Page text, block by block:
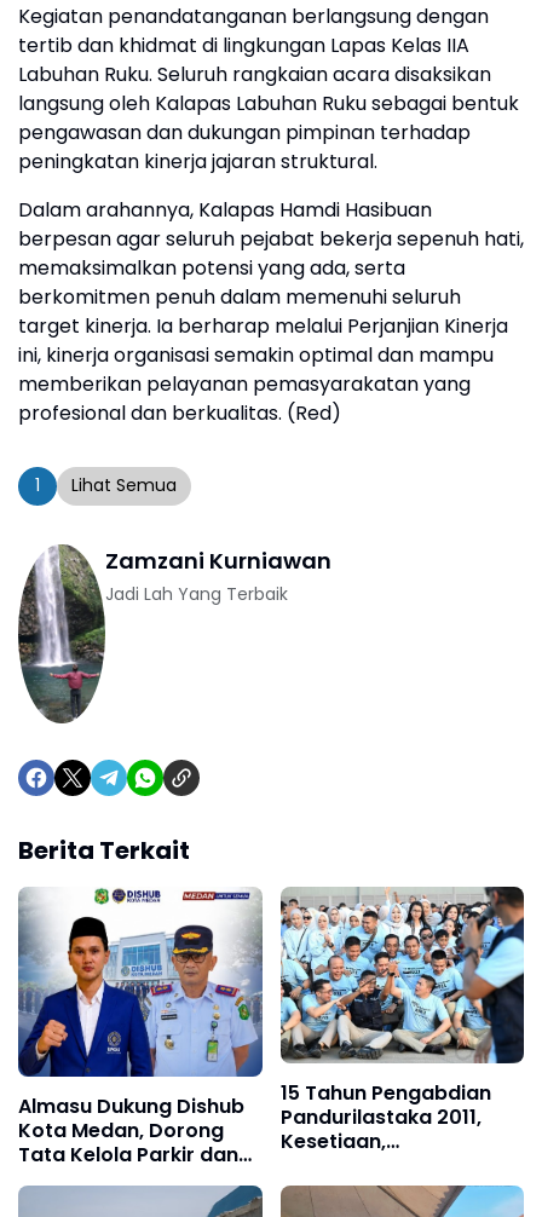
Kegiatan penandatanganan berlangsung dengan
tertib dan khidmat di lingkungan Lapas Kelas IIA
Labuhan Ruku. Seluruh rangkaian acara disaksikan
langsung oleh Kalapas Labuhan Ruku sebagai bentuk
pengawasan dan dukungan pimpinan terhadap
peningkatan kinerja jajaran struktural.
Dalam arahannya, Kalapas Hamdi Hasibuan
berpesan agar seluruh pejabat bekerja sepenuh hati,
memaksimalkan potensi yang ada, serta
berkomitmen penuh dalam memenuhi seluruh
target kinerja. Ia berharap melalui Perjanjian Kinerja
ini, kinerja organisasi semakin optimal dan mampu
memberikan pelayanan pemasyarakatan yang
profesional dan berkualitas. (Red)
1 Lihat Semua
Zamzani Kurniawan
Jadi Lah Yang Terbaik
Berita Terkait
Almasu Dukung Dishub
Kota Medan, Dorong
Tata Kelola Parkir dan
LPJU semakin
15 Tahun Pengabdian
Pandurilastaka 2011,
Kesetiaan,
Kebersamaan Tetap